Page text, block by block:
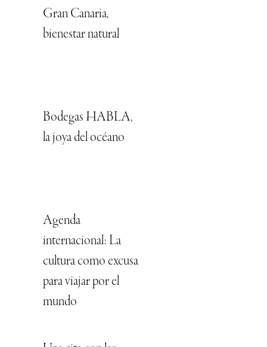
Gran Canaria,
bienestar natural
Bodegas HABLA,
la joya del océano
Agenda
internacional: La
cultura como excusa
para viajar por el
mundo